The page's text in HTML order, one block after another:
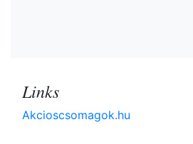
Links
Akcioscsomagok.hu